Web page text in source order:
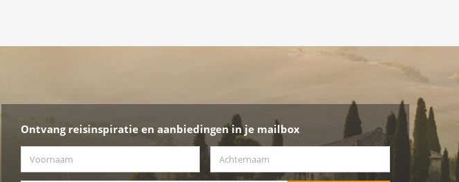
Ontvang reisinspiratie en aanbiedingen in je mailbox